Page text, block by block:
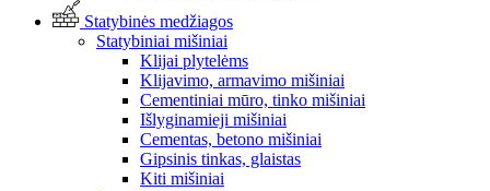
Statybinės medžiagos
Statybiniai mišiniai
Klijai plytelėms
Klijavimo, armavimo mišiniai
Cementiniai mūro, tinko mišiniai
Išlyginamieji mišiniai
Cementas, betono mišiniai
Gipsinis tinkas, glaistas
Kiti mišiniai